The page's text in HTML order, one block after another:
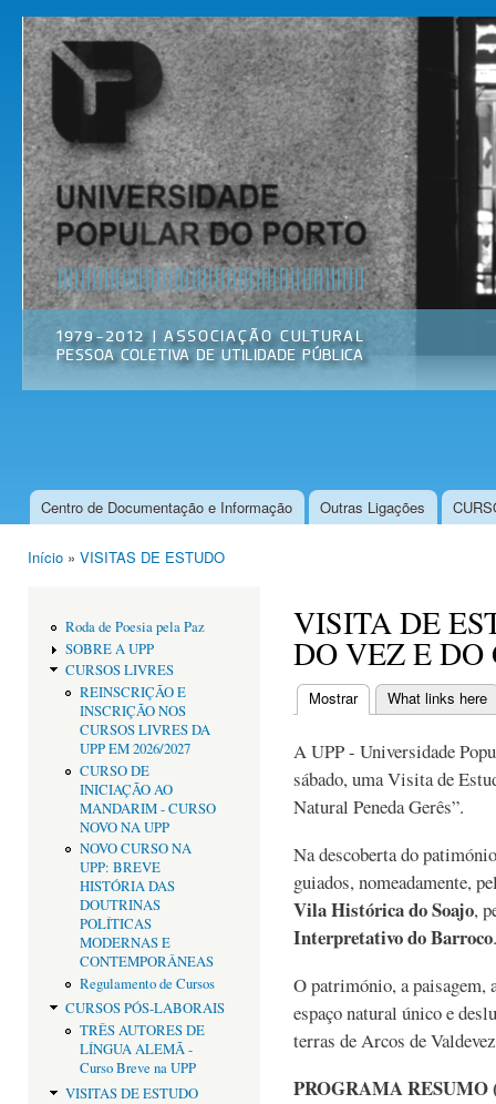
Universidade
Popular do
Porto
Associação
Cultural
Menu principal
Centro de Documentação e Informação Outras Ligações
Início » VISITAS DE ESTUDO
Roda de Poesia pela Paz
SOBRE A UPP
CURSOS LIVRES
REINSCRIÇÃO E
INSCRIÇÃO NOS
CURSOS LIVRES DA
UPP EM 2026/2027
CURSO DE
INICIAÇÃO AO
MANDARIM - CURSO
NOVO NA UPP
NOVO CURSO NA
UPP: BREVE
HISTÓRIA DAS
DOUTRINAS
POLÍTICAS
MODERNAS E
CONTEMPORÂNEAS
Regulamento de Cursos
CURSOS PÓS-LABORAIS
TRÊS AUTORES DE
LÍNGUA ALEMÃ -
Curso Breve na UPP
VISITAS DE ESTUDO
VISITA DE
DO VEZ E DO
Separadores
Mostrar(separador ativo)
What links here
A UPP - Universidade
sábado, uma Visita de
Natural Peneda Gerês”.
Na descoberta do
guiados, nomeadamente,
Vila Histórica do Soajo,
Interpretativo do Barroco.
O património, a paisagem,
espaço natural único e
terras de Arcos de
PROGRAMA RESUMO